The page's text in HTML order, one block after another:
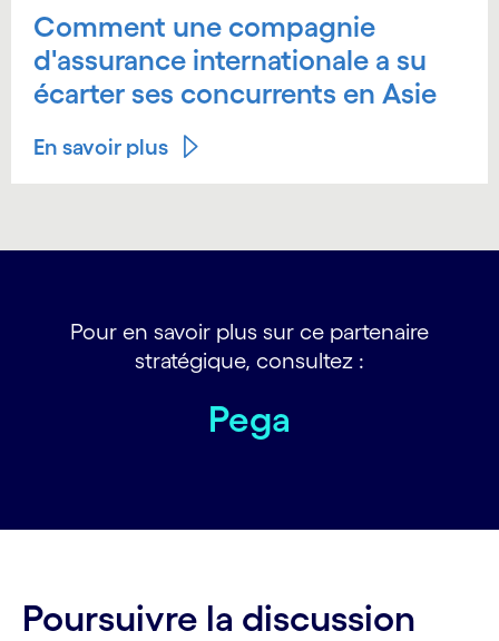
Comment une compagnie
d'assurance internationale a su
écarter ses concurrents en Asie
En savoir plus
Pour en savoir plus sur ce partenaire
stratégique, consultez :
Pega
Poursuivre la discussion